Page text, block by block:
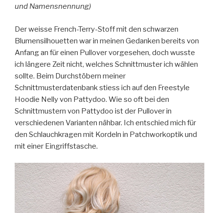
und Namensnennung)
Der weisse French-Terry-Stoff mit den schwarzen
Blumensilhouetten war in meinen Gedanken bereits von
Anfang an für einen Pullover vorgesehen, doch wusste
ich längere Zeit nicht, welches Schnittmuster ich wählen
sollte. Beim Durchstöbern meiner
Schnittmusterdatenbank stiess ich auf den Freestyle
Hoodie Nelly von Pattydoo. Wie so oft bei den
Schnittmustern von Pattydoo ist der Pullover in
verschiedenen Varianten nähbar. Ich entschied mich für
den Schlauchkragen mit Kordeln in Patchworkoptik und
mit einer Eingriffstasche.